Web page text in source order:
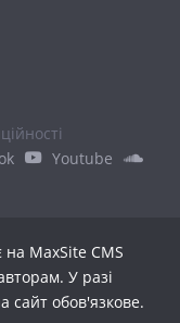
Youtube
на MaxSite CMS
У разі
сайт обов'язкове.